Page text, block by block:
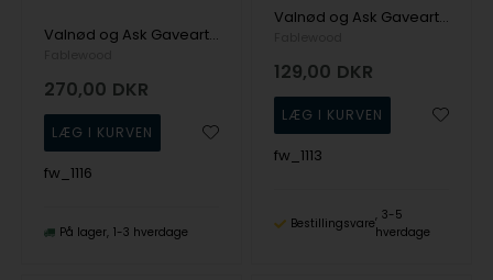
Valnød og Ask Gaveartikel Pick-Me-Up's fra Fablewood
270,00 DKR
fw_1116
På lager 1-3 hverdage
Valnød og Ask Gaveartikel Pick-Me-Up's fra Fablewood
129,00 DKR
fw_1113
Bestillingsvare
3-5
hverdage